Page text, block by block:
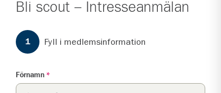
Bli scout – Intresseanmälan
Formuläret har steg.
1 Steg1
Fyll i medlemsinformation
Förnamn *